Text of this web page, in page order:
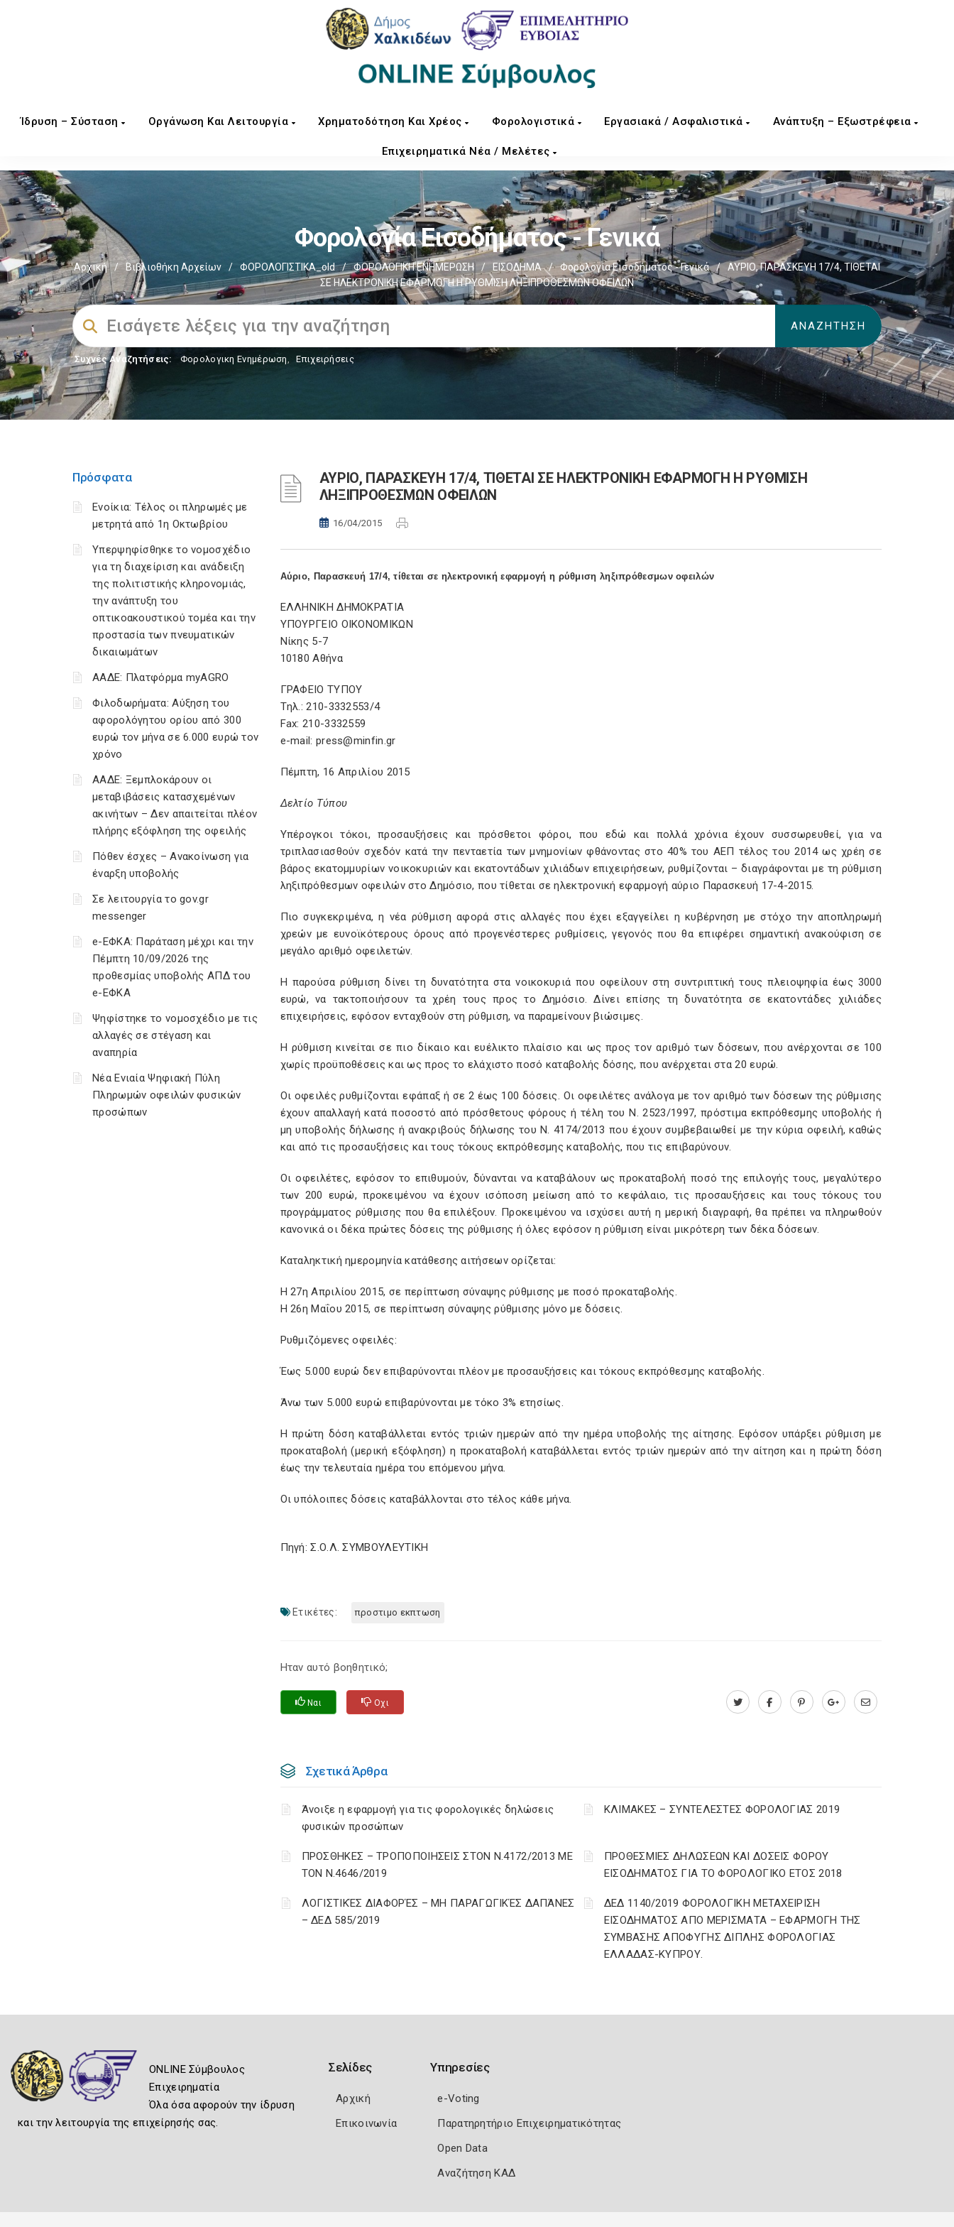
Ίδρυση – Σύσταση Οργάνωση Και Λειτουργία Χρηματοδότηση Και Χρέος Φορολογιστικά Εργασιακά / Ασφαλιστικά Ανάπτυξη – Εξωστρέφεια
Επιχειρηματικά Νέα / Μελέτες
Φορολογία Εισοδήματος - Γενικά
Αρχική / Βιβλιοθήκη Αρχείων / ΦΟΡΟΛΟΓΙΣΤΙΚΑ_old / ΦΟΡΟΛΟΓΙΚΗ ΕΝΗΜΕΡΩΣΗ / ΕΙΣΟΔΗΜΑ / Φορολογία Εισοδήματος - Γενικά /
ΑΥΡΙΟ, ΠΑΡΑΣΚΕΥΗ 17/4, ΤΙΘΕΤΑΙ
ΣΕ ΗΛΕΚΤΡΟΝΙΚΗ ΕΦΑΡΜΟΓΗ Η ΡΥΘΜΙΣΗ ΛΗΞΙΠΡΟΘΕΣΜΩΝ ΟΦΕΙΛΩΝ
Συχνές Αναζητήσεις: Φορολογικη Ενημέρωση, Επιχειρήσεις
Πρόσφατα
Ενοίκια: Τέλος οι πληρωμές με
μετρητά από 1η Οκτωβρίου
Υπερψηφίσθηκε το νομοσχέδιο
για τη διαχείριση και ανάδειξη
της πολιτιστικής κληρονομιάς,
την ανάπτυξη του
οπτικοακουστικού τομέα και την
προστασία των πνευματικών
δικαιωμάτων
ΑΑΔΕ: Πλατφόρμα myAGRO
Φιλοδωρήματα: Αύξηση του
αφορολόγητου ορίου από 300
ευρώ τον μήνα σε 6.000 ευρώ τον
χρόνο
ΑΑΔΕ: Ξεμπλοκάρουν οι
μεταβιβάσεις κατασχεμένων
ακινήτων – Δεν απαιτείται πλέον
πλήρης εξόφληση της οφειλής
Πόθεν έσχες – Ανακοίνωση για
έναρξη υποβολής
Σε λειτουργία το gov.gr
messenger
e-ΕΦΚΑ: Παράταση μέχρι και την
Πέμπτη 10/09/2026 της
προθεσμίας υποβολής ΑΠΔ του
e-ΕΦΚΑ
Ψηφίστηκε το νομοσχέδιο με τις
αλλαγές σε στέγαση και
αναπηρία
Νέα Ενιαία Ψηφιακή Πύλη
Πληρωμών οφειλών φυσικών
προσώπων
ΑΥΡΙΟ, ΠΑΡΑΣΚΕΥΗ 17/4, ΤΙΘΕΤΑΙ ΣΕ ΗΛΕΚΤΡΟΝΙΚΗ ΕΦΑΡΜΟΓΗ Η ΡΥΘΜΙΣΗ
ΛΗΞΙΠΡΟΘΕΣΜΩΝ ΟΦΕΙΛΩΝ
16/04/2015
Αύριο, Παρασκευή 17/4, τίθεται σε ηλεκτρονική εφαρμογή η ρύθμιση ληξιπρόθεσμων οφειλών
ΕΛΛΗΝΙΚΗ ΔΗΜΟΚΡΑΤΙΑ
ΥΠΟΥΡΓΕΙΟ ΟΙΚΟΝΟΜΙΚΩΝ
Νίκης 5-7
10180 Αθήνα
ΓΡΑΦΕΙΟ ΤΥΠΟΥ
Tηλ.: 210-3332553/4
Fax: 210-3332559
e-mail: press@minfin.gr
Πέμπτη, 16 Απριλίου 2015
Δελτίο Τύπου
Υπέρογκοι τόκοι, προσαυξήσεις και πρόσθετοι φόροι, που εδώ και πολλά χρόνια έχουν συσσωρευθεί, για να
τριπλασιασθούν σχεδόν κατά την πενταετία των μνημονίων φθάνοντας στο 40% του ΑΕΠ τέλος του 2014 ως χρέη σε
βάρος εκατομμυρίων νοικοκυριών και εκατοντάδων χιλιάδων επιχειρήσεων, ρυθμίζονται – διαγράφονται με τη ρύθμιση
ληξιπρόθεσμων οφειλών στο Δημόσιο, που τίθεται σε ηλεκτρονική εφαρμογή αύριο Παρασκευή 17-4-2015.
Πιο συγκεκριμένα, η νέα ρύθμιση αφορά στις αλλαγές που έχει εξαγγείλει η κυβέρνηση με στόχο την αποπληρωμή
χρεών με ευνοϊκότερους όρους από προγενέστερες ρυθμίσεις, γεγονός που θα επιφέρει σημαντική ανακούφιση σε
μεγάλο αριθμό οφειλετών.
Η παρούσα ρύθμιση δίνει τη δυνατότητα στα νοικοκυριά που οφείλουν στη συντριπτική τους πλειοψηφία έως 3000
ευρώ, να τακτοποιήσουν τα χρέη τους προς το Δημόσιο. Δίνει επίσης τη δυνατότητα σε εκατοντάδες χιλιάδες
επιχειρήσεις, εφόσον ενταχθούν στη ρύθμιση, να παραμείνουν βιώσιμες.
Η ρύθμιση κινείται σε πιο δίκαιο και ευέλικτο πλαίσιο και ως προς τον αριθμό των δόσεων, που ανέρχονται σε 100
χωρίς προϋποθέσεις και ως προς το ελάχιστο ποσό καταβολής δόσης, που ανέρχεται στα 20 ευρώ.
Οι οφειλές ρυθμίζονται εφάπαξ ή σε 2 έως 100 δόσεις. Οι οφειλέτες ανάλογα με τον αριθμό των δόσεων της ρύθμισης
έχουν απαλλαγή κατά ποσοστό από πρόσθετους φόρους ή τέλη του Ν. 2523/1997, πρόστιμα εκπρόθεσμης υποβολής ή
μη υποβολής δήλωσης ή ανακριβούς δήλωσης του Ν. 4174/2013 που έχουν συμβεβαιωθεί με την κύρια οφειλή, καθώς
και από τις προσαυξήσεις και τους τόκους εκπρόθεσμης καταβολής, που τις επιβαρύνουν.
Οι οφειλέτες, εφόσον το επιθυμούν, δύνανται να καταβάλουν ως προκαταβολή ποσό της επιλογής τους, μεγαλύτερο
των 200 ευρώ, προκειμένου να έχουν ισόποση μείωση από το κεφάλαιο, τις προσαυξήσεις και τους τόκους του
προγράμματος ρύθμισης που θα επιλέξουν. Προκειμένου να ισχύσει αυτή η μερική διαγραφή, θα πρέπει να πληρωθούν
κανονικά οι δέκα πρώτες δόσεις της ρύθμισης ή όλες εφόσον η ρύθμιση είναι μικρότερη των δέκα δόσεων.
Καταληκτική ημερομηνία κατάθεσης αιτήσεων ορίζεται:
H 27η Απριλίου 2015, σε περίπτωση σύναψης ρύθμισης με ποσό προκαταβολής.
Η 26η Μαΐου 2015, σε περίπτωση σύναψης ρύθμισης μόνο με δόσεις.
Ρυθμιζόμενες οφειλές:
Έως 5.000 ευρώ δεν επιβαρύνονται πλέον με προσαυξήσεις και τόκους εκπρόθεσμης καταβολής.
Άνω των 5.000 ευρώ επιβαρύνονται με τόκο 3% ετησίως.
Η πρώτη δόση καταβάλλεται εντός τριών ημερών από την ημέρα υποβολής της αίτησης. Εφόσον υπάρξει ρύθμιση με
προκαταβολή (μερική εξόφληση) η προκαταβολή καταβάλλεται εντός τριών ημερών από την αίτηση και η πρώτη δόση
έως την τελευταία ημέρα του επόμενου μήνα.
Οι υπόλοιπες δόσεις καταβάλλονται στο τέλος κάθε μήνα.
Πηγή: Σ.Ο.Λ. ΣΥΜΒΟΥΛΕΥΤΙΚΗ
Ετικέτες: προστιμο εκπτωση
Ηταν αυτό βοηθητικό;
Ναι Οχι
Σχετικά Άρθρα
Άνοιξε η εφαρμογή για τις φορολογικές δηλώσεις
φυσικών προσώπων
ΚΛΙΜΑΚΕΣ – ΣΥΝΤΕΛΕΣΤΕΣ ΦΟΡΟΛΟΓΙΑΣ 2019
ΠΡΟΣΘΗΚΕΣ – ΤΡΟΠΟΠΟΙΗΣΕΙΣ ΣΤΟΝ Ν.4172/2013 ΜΕ
ΤΟΝ Ν.4646/2019
ΠΡΟΘΕΣΜΙΕΣ ΔΗΛΩΣΕΩΝ ΚΑΙ ΔΟΣΕΙΣ ΦΟΡΟΥ
ΕΙΣΟΔΗΜΑΤΟΣ ΓΙΑ ΤΟ ΦΟΡΟΛΟΓΙΚΟ ΕΤΟΣ 2018
ΛΟΓΙΣΤΙΚΈΣ ΔΙΑΦΟΡΈΣ – ΜΗ ΠΑΡΑΓΩΓΙΚΈΣ ΔΑΠΆΝΕΣ
– ΔΕΔ 585/2019
ΔΕΔ 1140/2019 ΦΟΡΟΛΟΓΙΚΗ ΜΕΤΑΧΕΙΡΙΣΗ
ΕΙΣΟΔΗΜΑΤΟΣ ΑΠΟ ΜΕΡΙΣΜΑΤΑ – ΕΦΑΡΜΟΓΗ ΤΗΣ
ΣΥΜΒΑΣΗΣ ΑΠΟΦΥΓΗΣ ΔΙΠΛΗΣ ΦΟΡΟΛΟΓΙΑΣ
ΕΛΛΑΔΑΣ-ΚΥΠΡΟΥ.
ONLINE Σύμβουλος
Επιχειρηματία
Όλα όσα αφορούν την ίδρυση
και την λειτουργία της επιχείρησής σας.
Σελίδες
Αρχική
Επικοινωνία
Υπηρεσίες
e-Voting
Παρατηρητήριο Επιχειρηματικότητας
Open Data
Αναζήτηση ΚΑΔ